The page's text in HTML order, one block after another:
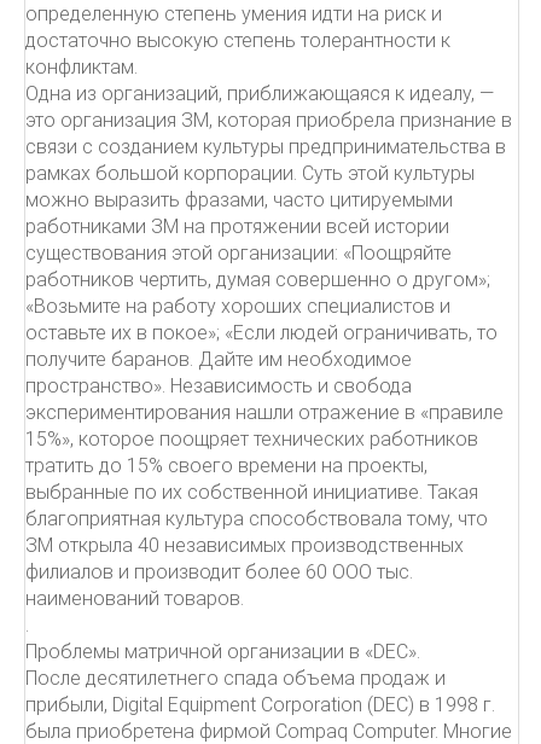
определенную степень умения идти на риск и
достаточно высокую степень толерантности к
конфликтам.
Одна из организаций, приближающаяся к идеалу, —
это организация ЗМ, которая приобрела признание в
связи с созданием культуры предпринимательства в
рамках большой корпорации. Суть этой культуры
можно выразить фразами, часто цитируемыми
работниками ЗМ на протяжении всей истории
существования этой организации: «Поощряйте
работников чертить, думая совершенно о другом»;
«Возьмите на работу хороших специалистов и
оставьте их в покое»; «Если людей ограничивать, то
получите баранов. Дайте им необходимое
пространство». Независимость и свобода
экспериментирования нашли отражение в «правиле
15%», которое поощряет технических работников
тратить до 15% своего времени на проекты,
выбранные по их собственной инициативе. Такая
благоприятная культура способствовала тому, что
ЗМ открыла 40 независимых производственных
филиалов и производит более 60 ООО тыс.
наименований товаров.
.
Проблемы матричной организации в «DEC».
После десятилетнего спада объема продаж и
прибыли, Digital Equipment Corporation (DEC) в 1998 г.
была приобретена фирмой Compaq Computer. Многие